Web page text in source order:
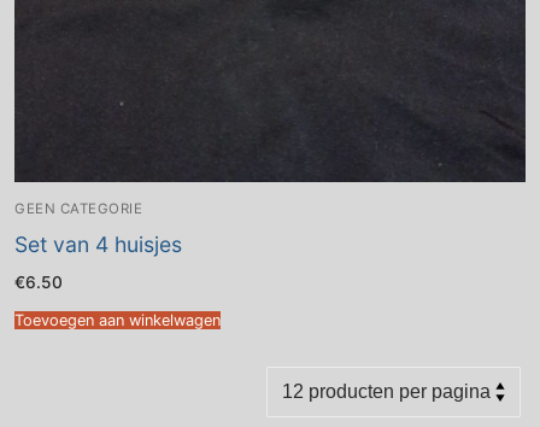
GEEN CATEGORIE
Set van 4 huisjes
€6.50
Toevoegen aan winkelwagen